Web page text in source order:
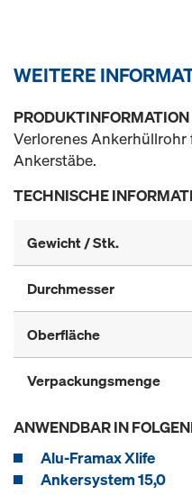
WEITERE
PRODUKTINFORMATION
Verlorenes
Ankerstäbe.
TECHNISCHE
Gewicht / Stk.
Durchmesser
Oberfläche
Verpackungsmenge
ANWENDBAR IN
Alu-Framax Xlife
Ankersystem 15,0